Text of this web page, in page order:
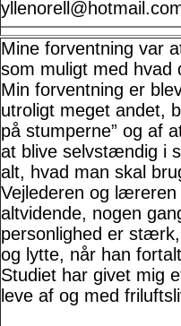
Mine forventning var
som muligt med hvad
Min forventning er
utroligt meget andet,
på stumperne” og af
at blive selvstændig i
alt, hvad man skal
Vejlederen og
altvidende, nogen
personlighed er
og lytte, når han
Studiet har givet mig
leve af og med